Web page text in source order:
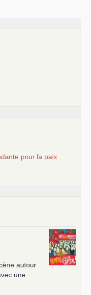
pour la paix
autour
une